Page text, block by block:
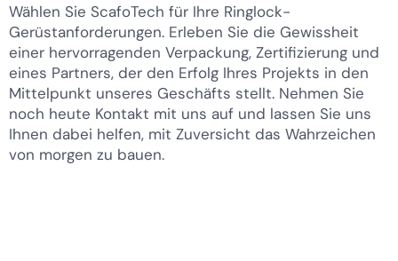
Wählen Sie ScafoTech für Ihre Ringlock-
Gerüstanforderungen. Erleben Sie die Gewissheit
einer hervorragenden Verpackung, Zertifizierung und
eines Partners, der den Erfolg Ihres Projekts in den
Mittelpunkt unseres Geschäfts stellt. Nehmen Sie
noch heute Kontakt mit uns auf und lassen Sie uns
Ihnen dabei helfen, mit Zuversicht das Wahrzeichen
von morgen zu bauen.